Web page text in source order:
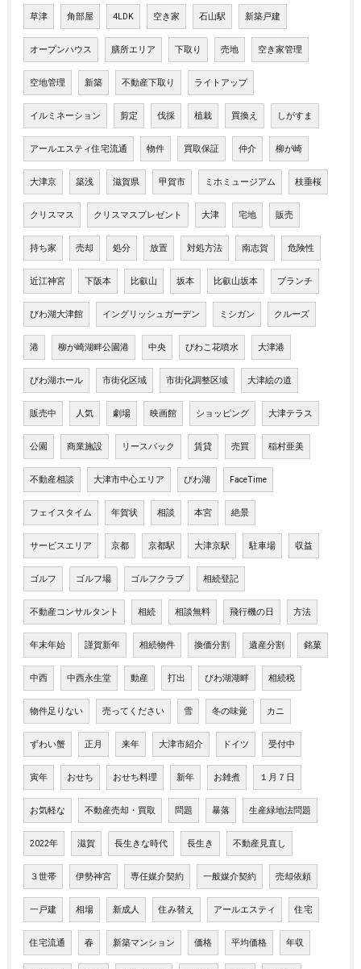
草津 角部屋 4LDK 空き家 石山駅 新築戸建
オープンハウス 膳所エリア 下取り 売地 空き家管理
空地管理 新築 不動産下取り ライトアップ
イルミネーション 剪定 伐採 植栽 買換え しがすま
アールエスティ住宅流通 物件 買取保証 仲介 柳が崎
大津京 築浅 滋賀県 甲賀市 ミホミュージアム 枝垂桜
クリスマス クリスマスプレゼント 大津 宅地 販売
持ち家 売却 処分 放置 対処方法 南志賀 危険性
近江神宮 下阪本 比叡山 坂本 比叡山坂本 ブランチ
びわ湖大津館 イングリッシュガーデン ミシガン クルーズ
港 柳が崎湖畔公園港 中央 びわこ花噴水 大津港
びわ湖ホール 市街化区域 市街化調整区域 大津絵の道
販売中 人気 劇場 映画館 ショッピング 大津テラス
公園 商業施設 リースバック 賃貸 売買 稲村亜美
不動産相談 大津市中心エリア びわ湖 FaceTime
フェイスタイム 年賀状 相談 本宮 絶景
サービスエリア 京都 京都駅 大津京駅 駐車場 収益
ゴルフ ゴルフ場 ゴルフクラブ 相続登記
不動産コンサルタント 相続 相談無料 飛行機の日 方法
年末年始 謹賀新年 相続物件 換価分割 遺産分割 銘菓
中西 中西永生堂 動産 打出 びわ湖湖畔 相続税
物件足りない 売ってください 雪 冬の味覚 カニ
ずわい蟹 正月 来年 大津市紹介 ドイツ 受付中
寅年 おせち おせち料理 新年 お雑煮 １月７日
お気軽な 不動産売却・買取 問題 暴落 生産緑地法問題
2022年 滋賀 長生きな時代 長生き 不動産見直し
３世帯 伊勢神宮 専任媒介契約 一般媒介契約 売却依頼
一戸建 相場 新成人 住み替え アールエスティ 住宅
住宅流通 春 新築マンション 価格 平均価格 年収